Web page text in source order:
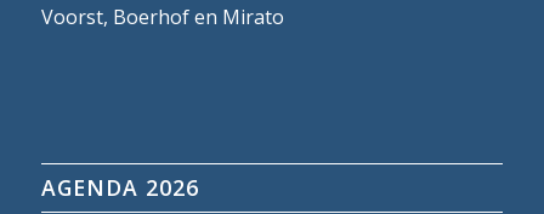
Voorst, Boerhof en Mirato
AGENDA 2026